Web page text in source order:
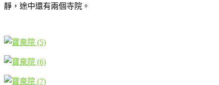
靜，途中還有兩個寺院。